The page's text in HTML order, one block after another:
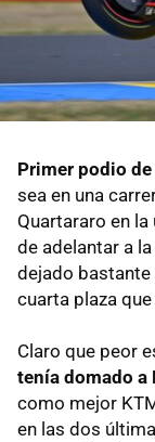
Primer podio
sea en una
Quartararo en
de adelantar a
dejado bastante
cuarta plaza
Claro que peor
tenía domado a
como mejor
en las dos